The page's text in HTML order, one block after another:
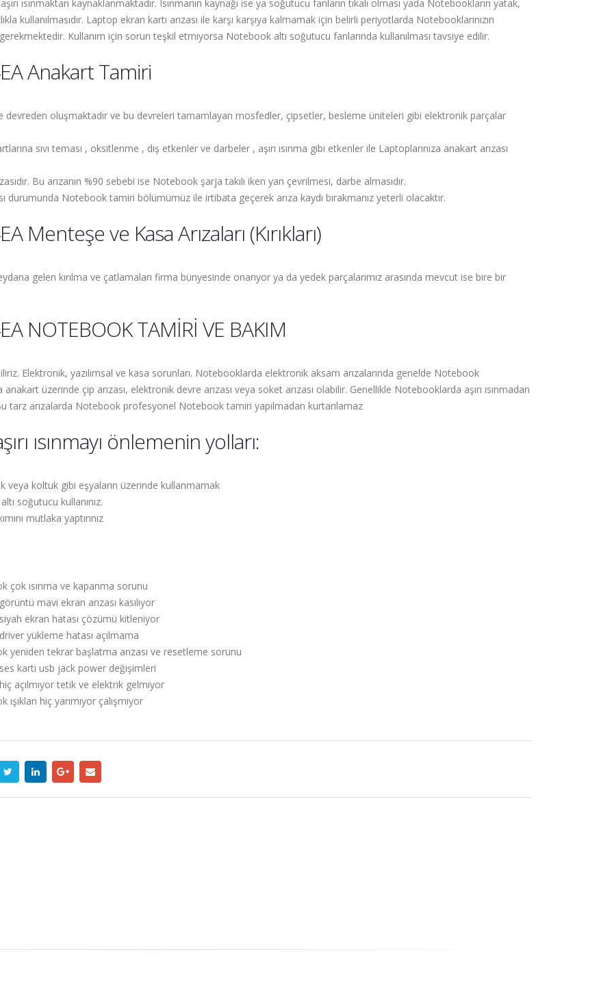
ısınmaktan kaynaklanmaktadır. Isınmanın kaynağı ise ya soğutucu fanların tıkalı olması yada Notebookların yatak,
kullanılmasıdır. Laptop ekran kartı arızası ile karşı karşıya kalmamak için belirli periyotlarda Notebooklarınızın
gerekmektedir. Kullanım için sorun teşkil etmiyorsa Notebook altı soğutucu fanlarında kullanılması tavsiye edilir.
Anakart Tamiri
devreden oluşmaktadır ve bu devreleri tamamlayan mosfedler, çipsetler, besleme üniteleri gibi elektronik parçalar
sıvı teması , oksitlenme , dış etkenler ve darbeler , aşırı ısınma gibi etkenler ile Laptoplarınıza anakart arızası
Bu arızanın %90 sebebi ise Notebook şarja takılı iken yan çevrilmesi, darbe almasıdır.
durumunda Notebook tamiri bölümümüz ile irtibata geçerek arıza kaydı bırakmanız yeterli olacaktır.
Menteşe ve Kasa Arızaları (Kırıkları)
gelen kırılma ve çatlamaları firma bünyesinde onarıyor ya da yedek parçalarımız arasında mevcut ise bire bir
NOTEBOOK TAMİRİ VE BAKIM
Elektronik, yazılımsal ve kasa sorunları. Notebooklarda elektronik aksam arızalarında genelde Notebook
üzerinde çip arızası, elektronik devre arızası veya soket arızası olabilir. Genellikle Notebooklarda aşırı ısınmadan
tarz arızalarda Notebook profesyonel Notebook tamiri yapılmadan kurtarılamaz
ısınmayı önlemenin yolları:
veya koltuk gibi eşyaların üzerinde kullanmamak
soğutucu kullanınız.
mutlaka yaptırınız
çok ısınma ve kapanma sorunu
mavi ekran arızası kasılıyor
ekran hatası çözümü kitleniyor
yükleme hatası açılmama
yeniden tekrar başlatma arızası ve resetleme sorunu
kartı usb jack power değişimleri
açılmıyor tetik ve elektrik gelmiyor
hiç yanmıyor çalışmıyor